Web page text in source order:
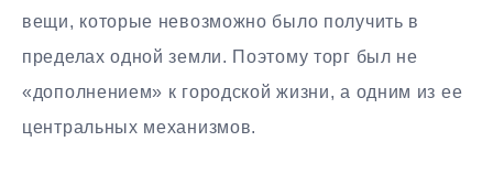
вещи, которые невозможно было получить в
пределах одной земли. Поэтому торг был не
«дополнением» к городской жизни, а одним из ее
центральных механизмов.